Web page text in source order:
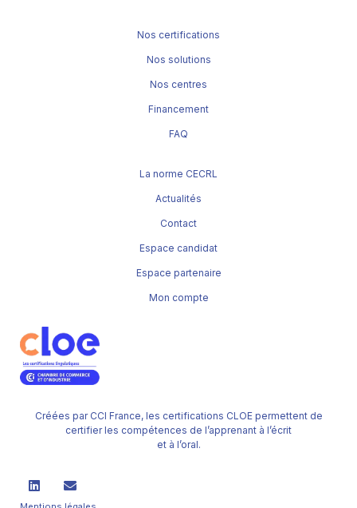
Créées par CCI France, les certifications CLOE permettent de
certifier les compétences de l’apprenant à l’écrit
et à l’oral.
Nos certifications
Nos solutions
Nos centres
Financement
FAQ
La norme CECRL
Actualités
Contact
Espace candidat
Espace partenaire
Mon compte